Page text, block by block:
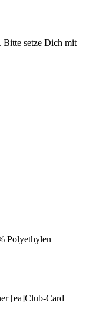
Bitte setze Dich mit
Polyethylen
[ea]Club-Card